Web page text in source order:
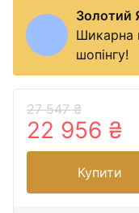
Золотий
Шикарна
шопінгу!
27 547 ₴
22 956 ₴
Купити